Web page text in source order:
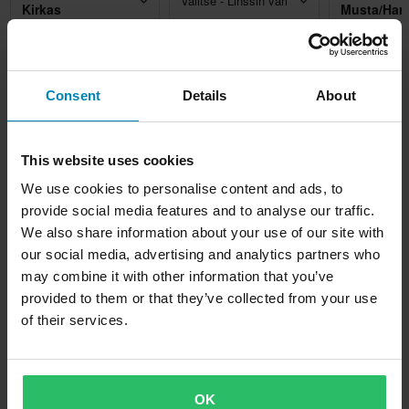
Consent Details About
This website uses cookies
We use cookies to personalise content and ads, to
provide social media features and to analyse our traffic.
We also share information about your use of our site with
our social media, advertising and analytics partners who
may combine it with other information that you’ve
provided to them or that they’ve collected from your use
of their services.
OK
Kirkas
Lisää ostoskoriin Lisää ostoskoriin
Musta/
18,99 € -62%
49,99 €
Lisää
Kuvaus
Aviator 3 nostaa kilpailutasoa ja määrittää maastokypärän
standardit uudelleen. Kuori, joka on saatavana Carbon 3K -
versiona yksinomaan Primal-grafiikassa, tarjoaa jaloa HPC
Carbonia muille graafisille versioille.
• Täyshiilikuituiset 3K 4 -kuoret
• HPC korkeapainehiili
Tuotetiedot
Väri
Oranssi
Koko-opas
Toimitus ja palautus
Nopeat toimitukset
Toimitamme päivittäin tilauksia kaikkialle Pohjoismaissa.
Kysymyksiä tuotteesta